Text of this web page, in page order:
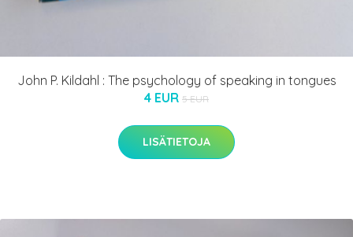
John P. Kildahl : The psychology of speaking in tongues
4 EUR 5 EUR
LISÄTIETOJA